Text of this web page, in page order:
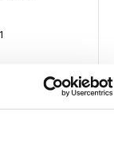
papír (ČNB)
8 000 000 000